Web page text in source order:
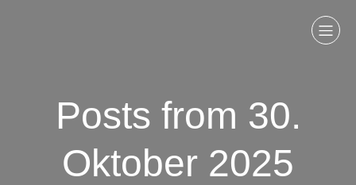
Posts from 30.
Oktober 2025